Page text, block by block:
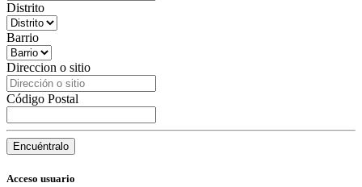
Distrito
Barrio
Direccion o sitio
Código Postal
Encuéntralo
Acceso usuario